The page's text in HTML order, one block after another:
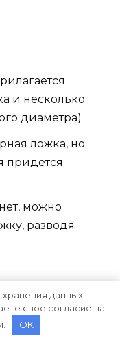
и несколько
диаметра)
ложка, но
придется
можно
разводя
данных.
свое согласие на
OK